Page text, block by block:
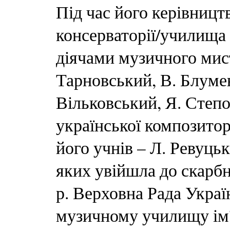
Під час його
консерваторії/
діячами музичного
Тарновський, В.
Вільковський, Я.
української
його учнів – Л.
яких увійшла до
р. Верховна Рада
музичному училищу